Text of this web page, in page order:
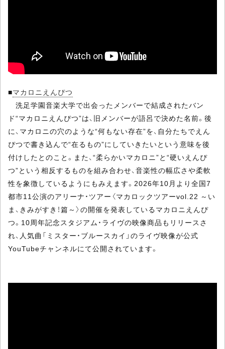
■マカロニえんぴつ
洗足学園音楽大学で出会ったメンバーで結成されたバン
ド“マカロニえんぴつ”は、旧メンバーが語呂で決めた名前。後
に、マカロニの穴のような“何もない存在”を、自分たちでえん
ぴつで書き込んで“在るもの”にしていきたいという意味を後
付けしたとのこと。また、“柔らかいマカロニ”と“硬いえんぴ
つ”という相反するものを組み合わせ、音楽性の幅広さや柔軟
性を象徴しているようにもみえます。2026年10月より全国7
都市11公演のアリーナ・ツアー〈マカロックツアーvol.22 ～い
ま、きみがすき！篇～〉の開催を発表しているマカロニえんぴ
つ。10周年記念スタジアム・ライヴの映像商品もリリースさ
れ、人気曲「ミスター・ブルースカイ」のライヴ映像が公式
YouTubeチャンネルにて公開されています。